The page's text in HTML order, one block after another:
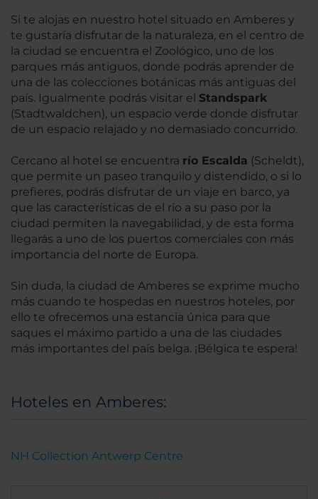
Si te alojas en nuestro hotel situado en Amberes y
te gustaría disfrutar de la naturaleza, en el centro de
la ciudad se encuentra el Zoológico, uno de los
parques más antiguos, donde podrás aprender de
una de las colecciones botánicas más antiguas del
país. Igualmente podrás visitar el Standspark
(Stadtwaldchen), un espacio verde donde disfrutar
de un espacio relajado y no demasiado concurrido.
Cercano al hotel se encuentra río Escalda (Scheldt),
que permite un paseo tranquilo y distendido, o si lo
prefieres, podrás disfrutar de un viaje en barco, ya
que las características de el río a su paso por la
ciudad permiten la navegabilidad, y de esta forma
llegarás a uno de los puertos comerciales con más
importancia del norte de Europa.
Sin duda, la ciudad de Amberes se exprime mucho
más cuando te hospedas en nuestros hoteles, por
ello te ofrecemos una estancia única para que
saques el máximo partido a una de las ciudades
más importantes del país belga. ¡Bélgica te espera!
Hoteles en Amberes:
NH Collection Antwerp Centre